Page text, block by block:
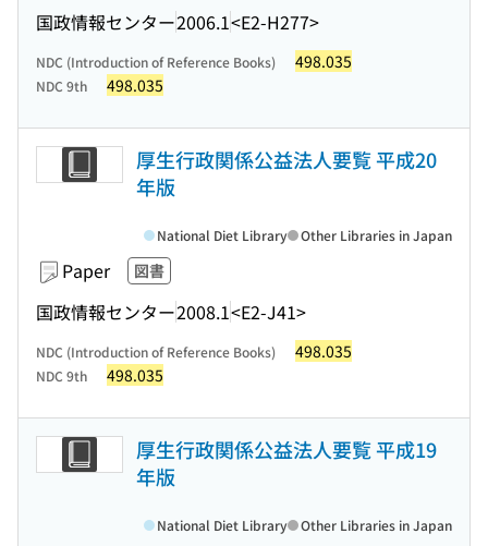
国政情報センター2006.1<E2-H277>
NDC (Introduction of Reference Books) 498.035
NDC 9th 498.035
厚生行政関係公益法人要覧 平成20
年版
Paper 図書
国政情報センター2008.1<E2-J41>
National Diet Library Other Libraries in Japan
NDC (Introduction of Reference Books) 498.035
NDC 9th 498.035
厚生行政関係公益法人要覧 平成19
年版
National Diet Library Other Libraries in Japan